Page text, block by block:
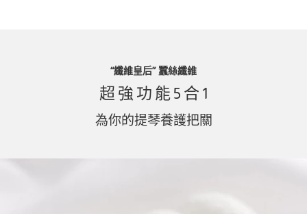
“纖維皇后” 蠶絲纖維
超 強 功 能 5 合 1
為你的提琴養護把關